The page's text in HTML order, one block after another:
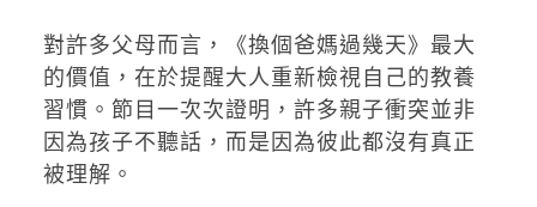
對許多父母而言，《換個爸媽過幾天》最大
的價值，在於提醒大人重新檢視自己的教養
習慣。節目一次次證明，許多親子衝突並非
因為孩子不聽話，而是因為彼此都沒有真正
被理解。